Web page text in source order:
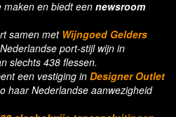
maken en biedt een newsroom
samen met Wijngoed Gelders
port-stijl wijn in
slechts 438 flessen.
een vestiging in Designer Outlet
haar Nederlandse aanwezigheid